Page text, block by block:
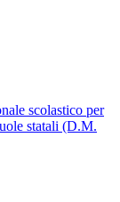
scolastico per
statali (D.M.